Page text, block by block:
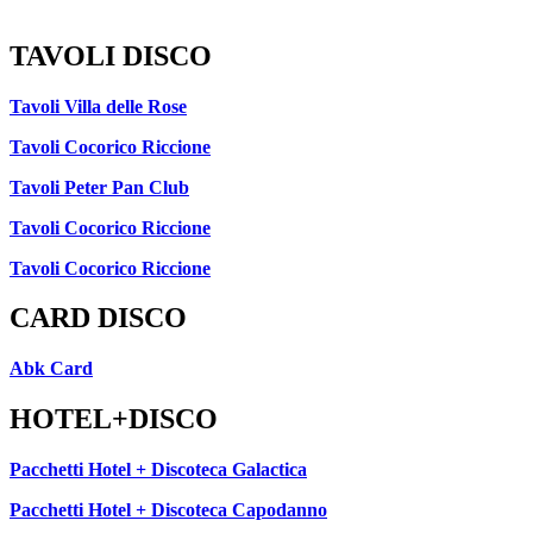
TAVOLI DISCO
Tavoli Villa delle Rose
Tavoli Cocorico Riccione
Tavoli Peter Pan Club
Tavoli Cocorico Riccione
Tavoli Cocorico Riccione
CARD DISCO
Abk Card
HOTEL+DISCO
Pacchetti Hotel + Discoteca Galactica
Pacchetti Hotel + Discoteca Capodanno